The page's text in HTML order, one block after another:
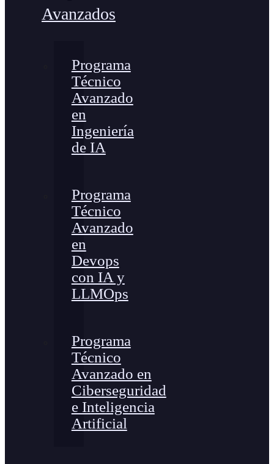
Avanzados
Programa
Técnico
Avanzado
en
Ingeniería
de IA
Programa
Técnico
Avanzado
en
Devops
con IA y
LLMOps
Programa
Técnico
Avanzado en
Ciberseguridad
e Inteligencia
Artificial